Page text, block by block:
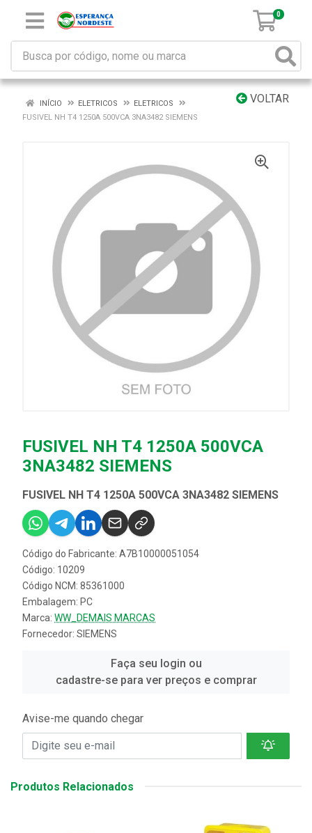
0
VOLTAR
INÍCIO ELETRICOS
ELETRICOS
FUSIVEL NH T4 1250A 500VCA 3NA3482 SIEMENS
FUSIVEL NH T4 1250A 500VCA
3NA3482 SIEMENS
FUSIVEL NH T4 1250A 500VCA 3NA3482 SIEMENS
Código do Fabricante: A7B10000051054
Código: 10209
Código NCM: 85361000
Embalagem: PC
Marca: WW_DEMAIS MARCAS
Fornecedor: SIEMENS
Faça seu login ou
cadastre-se para ver preços e comprar
Avise-me quando chegar
Produtos Relacionados